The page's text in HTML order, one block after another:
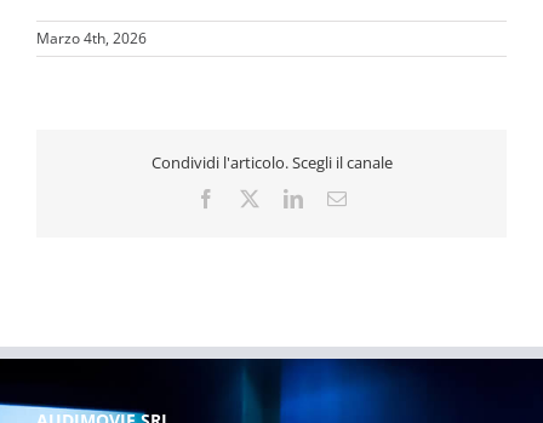
Marzo 4th, 2026
Condividi l'articolo. Scegli il canale
Facebook LinkedInEmail